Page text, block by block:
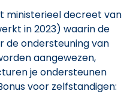
ministerieel decreet van
in 2023) waarin de
de ondersteuning van
aangewezen,
je ondersteunen
voor zelfstandigen: